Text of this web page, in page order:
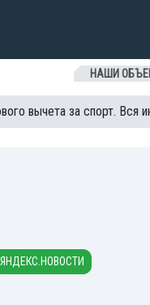
НАШИ
вычета за спорт. Вся
ЯНДЕКС.НОВОСТИ